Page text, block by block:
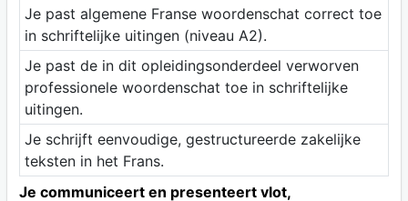
Je past algemene Franse woordenschat correct toe
in schriftelijke uitingen (niveau A2).
Je past de in dit opleidingsonderdeel verworven
professionele woordenschat toe in schriftelijke
uitingen.
Je schrijft eenvoudige, gestructureerde zakelijke
teksten in het Frans.
Je communiceert en presenteert vlot,